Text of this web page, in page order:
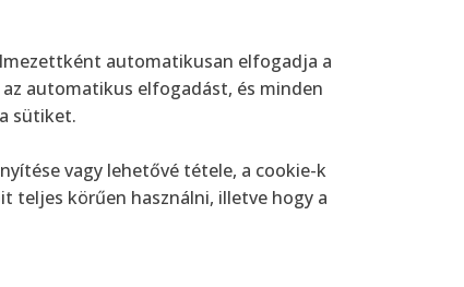
automatikusan elfogadja a
automatikus elfogadást, és minden
sütiket.
vagy lehetővé tétele, a cookie-k
teljes körűen használni, illetve hogy a